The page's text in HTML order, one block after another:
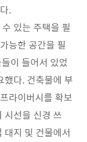
.
있는 주택을 필
능한 공간을 필
이 들어서 있었
했다. 건축물에 부
라이버시를 확보
시선을 신경 쓰
대지 및 건물에서